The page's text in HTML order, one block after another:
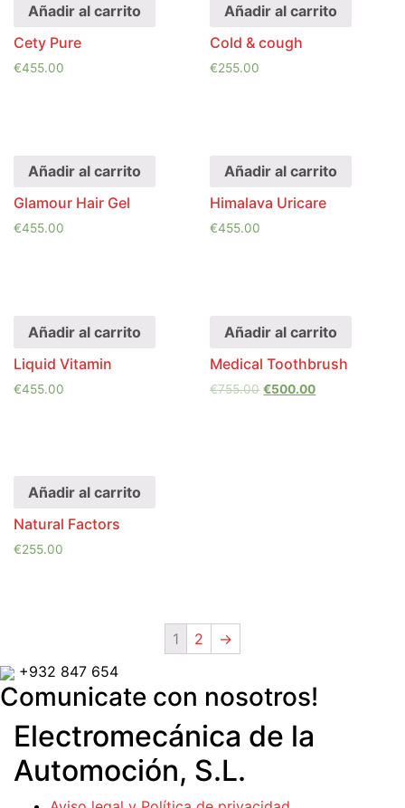
Añadir al carrito
Cety Pure
€455.00
Añadir al carrito
Cold & cough
€255.00
Añadir al carrito
Glamour Hair Gel
€455.00
Añadir al carrito
Himalava Uricare
€455.00
Añadir al carrito
Liquid Vitamin
€455.00
Añadir al carrito
Medical Toothbrush
€755.00 €500.00
Añadir al carrito
Natural Factors
€255.00
1 2
→
+932 847 654
Comunicate con nosotros!
Electromecánica de la
Automoción, S.L.